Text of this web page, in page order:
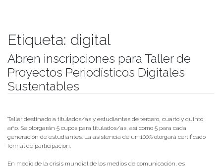
Etiqueta: digital
Abren inscripciones para Taller de
Proyectos Periodísticos Digitales
Sustentables
Taller destinado a titulados/as y estudiantes de tercero, cuarto y quinto
año. Se otorgarán 5 cupos para titulados/as, así como 5 para cada
generación de estudiantes. La asistencia de un 100% otorgará certificado
formal de participación.
En medio de la crisis mundial de los medios de comunicación, es